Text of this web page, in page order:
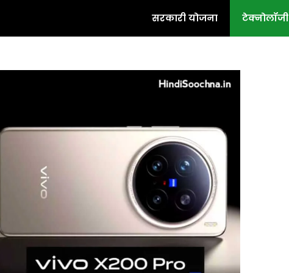
सरकारी योजना टेक्नोलॉजी